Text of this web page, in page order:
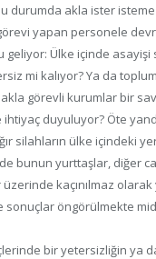
durumda akla ister
yapan personele
geliyor: Ülke içinde asayişi
mi kalıyor? Ya da
görevli kurumlar bir
ihtiyaç duyuluyor? Öte
silahların ülke içindeki
bunun yurttaşlar, diğer
kaçınılmaz
sonuçlar öngörülmekte
bir yetersizliğin ya